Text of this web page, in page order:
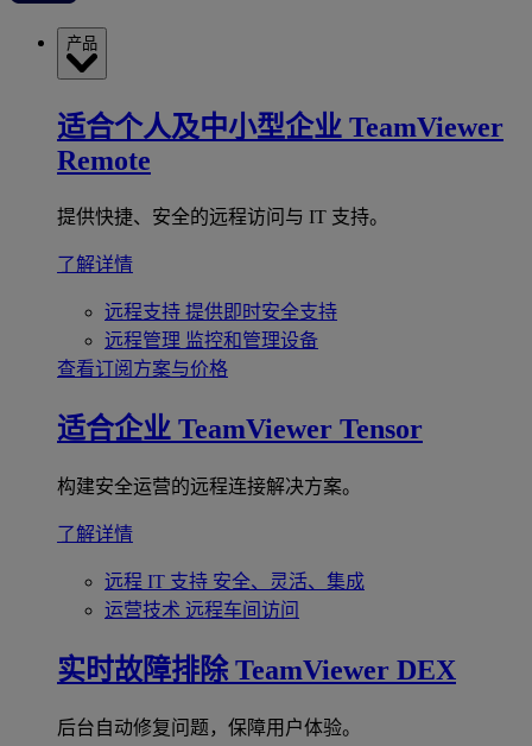
产品
适合个人及中小型企业 TeamViewer
Remote
提供快捷、安全的远程访问与 IT 支持。
了解详情
远程支持 提供即时安全支持
远程管理 监控和管理设备
查看订阅方案与价格
适合企业 TeamViewer Tensor
构建安全运营的远程连接解决方案。
了解详情
远程 IT 支持 安全、灵活、集成
运营技术 远程车间访问
实时故障排除 TeamViewer DEX
后台自动修复问题，保障用户体验。